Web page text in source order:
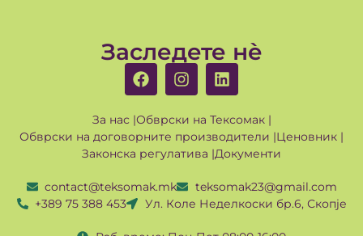
Заследете нè
За нас |Обврски на Тексомак |
Обврски на договорните производители |Ценовник |
Законска регулатива |Документи
contact@teksomak.mk
teksomak23@gmail.com
+389 75 388 453
Ул. Коле Неделкоски бр.6, Скопје